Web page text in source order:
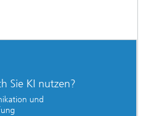
Sie KI nutzen?
und